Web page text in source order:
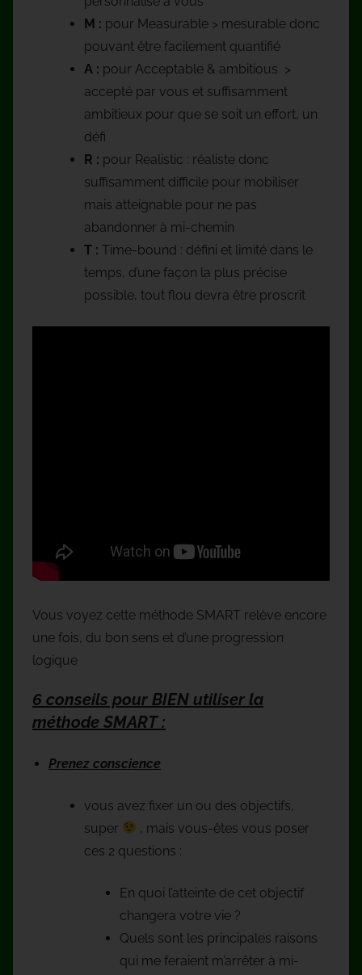
M : pour Measurable > mesurable donc
pouvant être facilement quantifié
A : pour Acceptable & ambitious >
accepté par vous et suffisamment
ambitieux pour que se soit un effort, un
défi
R : pour Realistic : réaliste donc
suffisamment difficile pour mobiliser
mais atteignable pour ne pas
abandonner à mi-chemin
T : Time-bound : défini et limité dans le
temps, d’une façon la plus précise
possible, tout flou devra être proscrit
Vous voyez cette méthode SMART relève encore
une fois, du bon sens et d’une progression
logique
6 conseils pour BIEN utiliser la
méthode SMART :
Prenez conscience
vous avez fixer un ou des objectifs,
super
, mais vous-êtes vous poser
ces 2 questions :
En quoi l’atteinte de cet objectif
changera votre vie ?
Quels sont les principales raisons
qui me feraient m’arrêter à mi-